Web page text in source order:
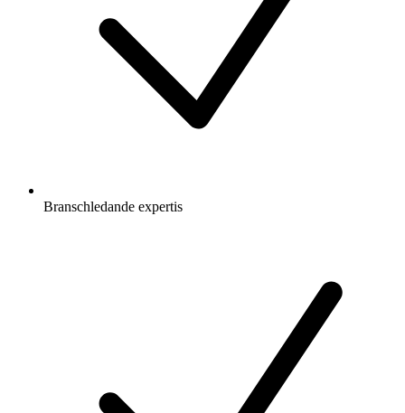
Branschledande expertis